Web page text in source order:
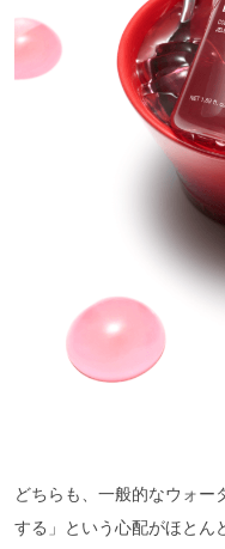
どちらも、一般的なウォー
する」という心配がほとん